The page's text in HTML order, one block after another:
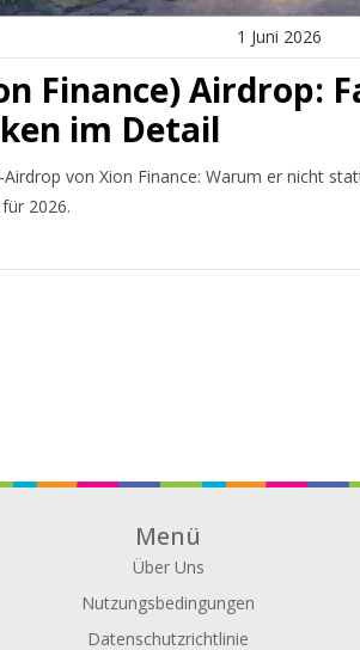
1 Juni 2026
Finance) Airdrop:
im Detail
Airdrop von Xion Finance: Warum er nicht
2026.
Menü
Über Uns
Nutzungsbedingungen
Datenschutzrichtlinie